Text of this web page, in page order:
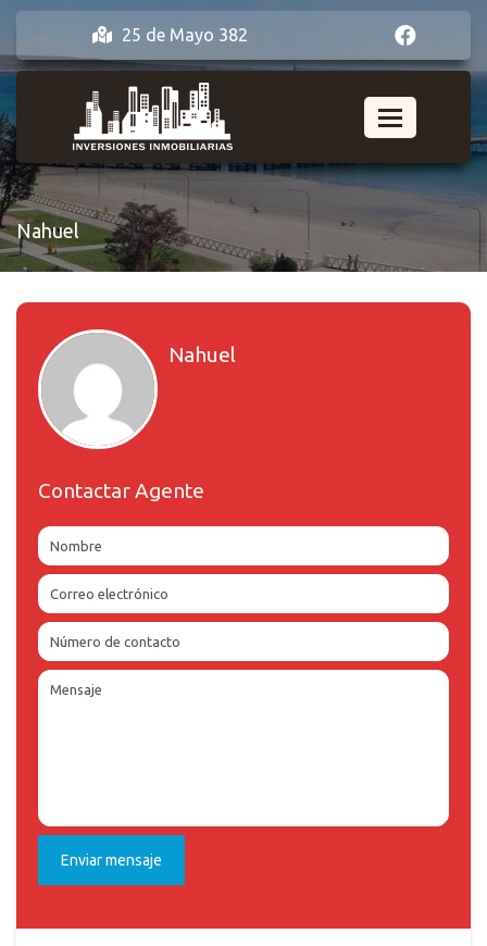
25 de Mayo 382
Nahuel
Nahuel
Contactar Agente